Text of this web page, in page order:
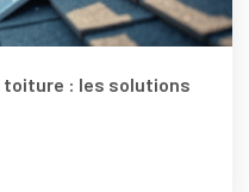
toiture : les solutions